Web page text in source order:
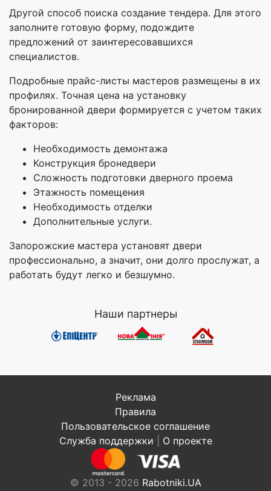
Другой способ поиска создание тендера. Для этого
заполните готовую форму, подождите
предложений от заинтересовавшихся
специалистов.
Подробные прайс-листы мастеров размещены в их
профилях. Точная цена на установку
бронированной двери формируется с учетом таких
факторов:
Необходимость демонтажа
Конструкция бронедвери
Сложность подготовки дверного проема
Этажность помещения
Необходимость отделки
Дополнительные услуги.
Запорожские мастера установят двери
профессионально, а значит, они долго прослужат, а
работать будут легко и безшумно.
Наши партнеры
Реклама
Правила
Пользовательское соглашение
Служба поддержки
О проекте
© 2013 - 2026 Rabotniki.UA